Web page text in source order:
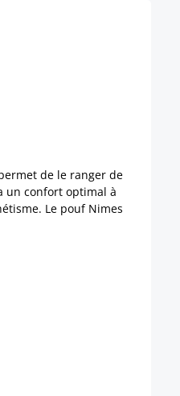
de le ranger de
un confort optimal à
Le pouf Nimes